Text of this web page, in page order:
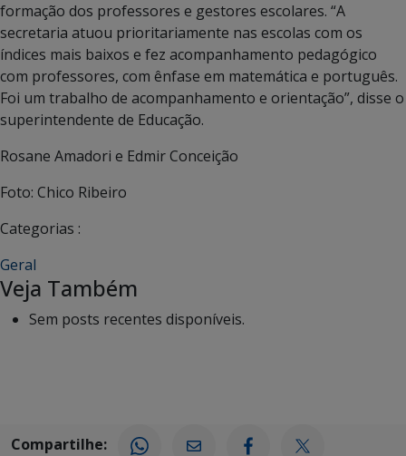
formação dos professores e gestores escolares. “A
secretaria atuou prioritariamente nas escolas com os
índices mais baixos e fez acompanhamento pedagógico
com professores, com ênfase em matemática e português.
Foi um trabalho de acompanhamento e orientação”, disse o
superintendente de Educação.
Rosane Amadori e Edmir Conceição
Foto: Chico Ribeiro
Categorias :
Geral
Veja Também
Sem posts recentes disponíveis.
Compartilhe: